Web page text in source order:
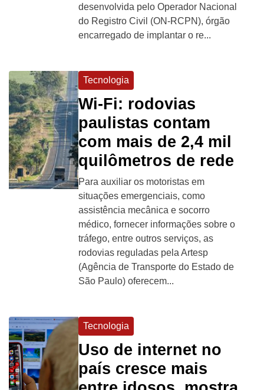
desenvolvida pelo Operador Nacional
do Registro Civil (ON-RCPN), órgão
encarregado de implantar o re...
Tecnologia
Wi-Fi: rodovias
paulistas contam
com mais de 2,4 mil
quilômetros de rede
Para auxiliar os motoristas em
situações emergenciais, como
assistência mecânica e socorro
médico, fornecer informações sobre o
tráfego, entre outros serviços, as
rodovias reguladas pela Artesp
(Agência de Transporte do Estado de
São Paulo) oferecem...
Tecnologia
Uso de internet no
país cresce mais